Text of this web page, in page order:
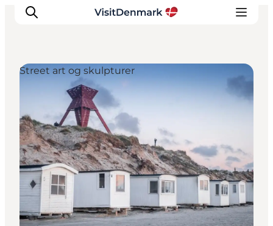
Inspiration
Destinationer
Oplevelser
Overnatning
Planlæg ferien
Street art og skulpturer